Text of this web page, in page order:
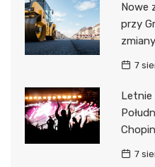
Nowe
przy
7
Letnie
7